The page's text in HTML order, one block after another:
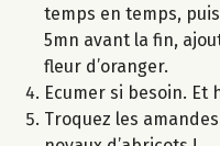
temps en temps,
5mn avant la fin,
fleur d’oranger.
Ecumer si besoin. Et
Troquez les amandes